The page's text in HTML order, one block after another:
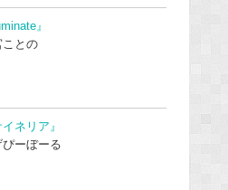
』
ことの
イネリア』
ぴーぼーる